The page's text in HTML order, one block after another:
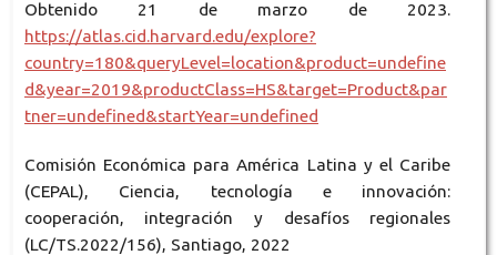
Obtenido 21 de marzo de 2023.
https://atlas.cid.harvard.edu/explore?
country=180&queryLevel=location&product=undefine
d&year=2019&productClass=HS&target=Product&par
tner=undefined&startYear=undefined
Comisión Económica para América Latina y el Caribe
(CEPAL), Ciencia, tecnología e innovación:
cooperación, integración y desafíos regionales
(LC/TS.2022/156), Santiago, 2022